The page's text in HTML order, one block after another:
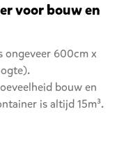
voor bouw en
ongeveer 600cm x
bouw en
is altijd 15m³.